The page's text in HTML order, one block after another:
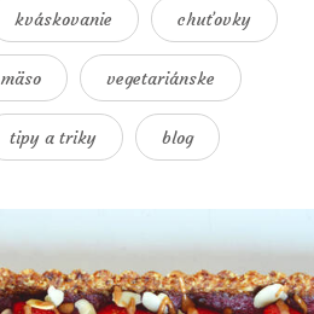
kváskovanie chuťovky
mäso vegetariánske
tipy a triky blog